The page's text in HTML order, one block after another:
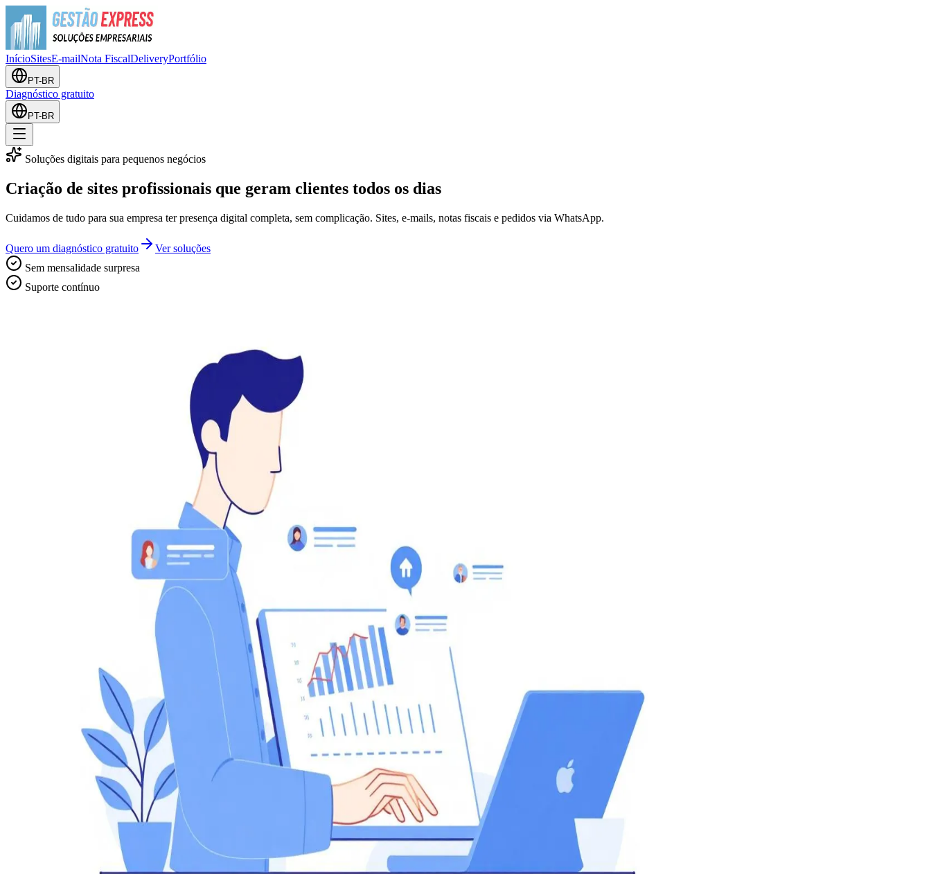
InícioSitesE-mailNota FiscalDeliveryPortfólio
PT-BR
Diagnóstico gratuito
PT-BR
Soluções digitais para pequenos negócios
Criação de sites profissionais que geram clientes todos os dias
Cuidamos de tudo para sua empresa ter presença digital completa, sem complicação. Sites, e-mails, notas fiscais e pedidos via WhatsApp.
Quero um diagnóstico gratuito
Ver soluções
Sem mensalidade surpresa
Suporte contínuo